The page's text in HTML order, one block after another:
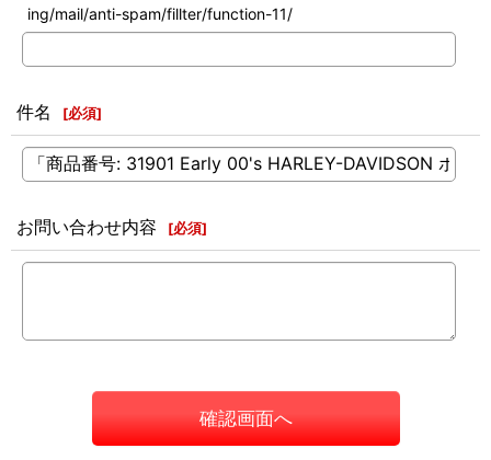
ing/mail/anti-spam/fillter/function-11/
件名 [必須]
お問い合わせ内容 [必須]
確認画面へ